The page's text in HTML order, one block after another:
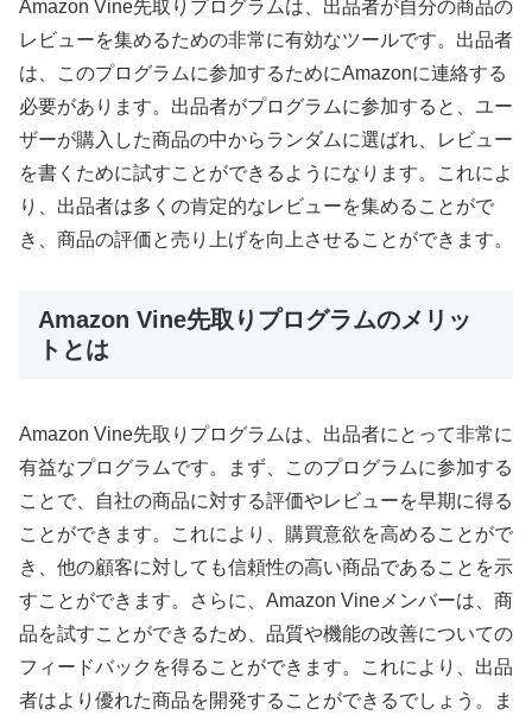
Amazon Vine先取りプログラムは、出品者が自分の商品の
レビューを集めるための非常に有効なツールです。出品者
は、このプログラムに参加するためにAmazonに連絡する
必要があります。出品者がプログラムに参加すると、ユー
ザーが購入した商品の中からランダムに選ばれ、レビュー
を書くために試すことができるようになります。これによ
り、出品者は多くの肯定的なレビューを集めることがで
き、商品の評価と売り上げを向上させることができます。
Amazon Vine先取りプログラムのメリッ
トとは
Amazon Vine先取りプログラムは、出品者にとって非常に
有益なプログラムです。まず、このプログラムに参加する
ことで、自社の商品に対する評価やレビューを早期に得る
ことができます。これにより、購買意欲を高めることがで
き、他の顧客に対しても信頼性の高い商品であることを示
すことができます。さらに、Amazon Vineメンバーは、商
品を試すことができるため、品質や機能の改善についての
フィードバックを得ることができます。これにより、出品
者はより優れた商品を開発することができるでしょう。ま